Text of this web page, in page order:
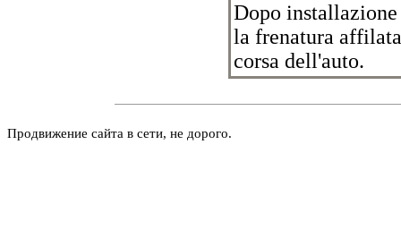
Dopo
la frenatura
corsa dell'auto.
Продвижение сайта в сети, не дорого.